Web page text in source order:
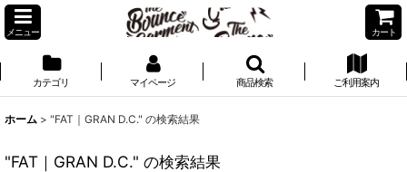
メニュー カート
カテゴリ マイページ 商品検索 ご利用案内
ホーム > "FAT｜GRAN D.C." の検索結果
"FAT｜GRAN D.C." の検索結果